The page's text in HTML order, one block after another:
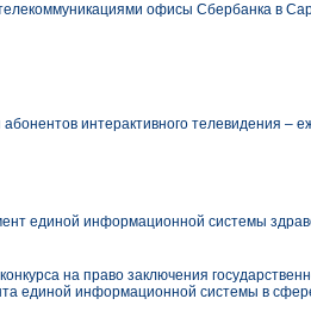
офисы Сбербанка в
интерактивного телевидения –
единой информационной системы
на право заключения
единой информационной системы в